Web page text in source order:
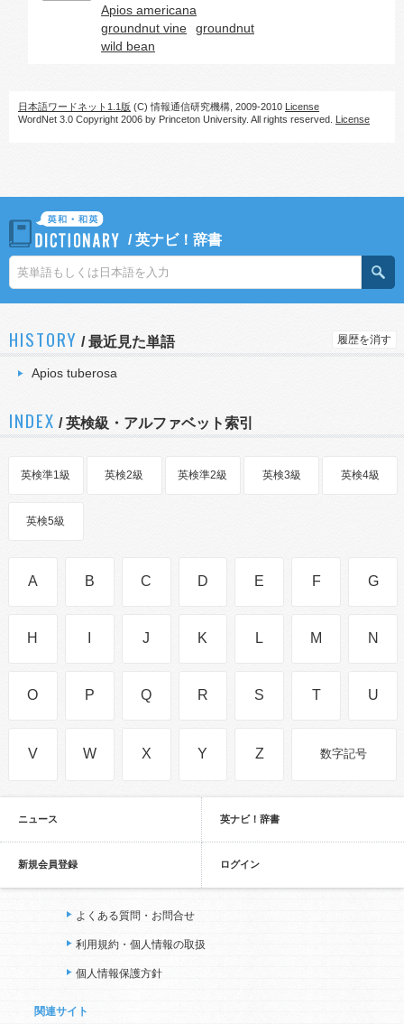
Apios americana
groundnut vine
groundnut
wild bean
日本語ワードネット1.1版 (C) 情報通信研究機構, 2009-2010 License
WordNet 3.0 Copyright 2006 by Princeton University. All rights reserved. License
/英ナビ！辞書
HISTORY /最近見た単語 履歴を消す
Apios tuberosa
INDEX / 英検級・アルファベット索引
英検準1級 英検2級 英検準2級 英検3級 英検4級
英検5級
A B C D E F G
H J K L M N
O P Q R S T U
V W X Y Z 数字記号
ニュース 英ナビ！辞書
新規会員登録 ログイン
よくある質問・お問合せ
利用規約・個人情報の取扱
個人情報保護方針
関連サイト